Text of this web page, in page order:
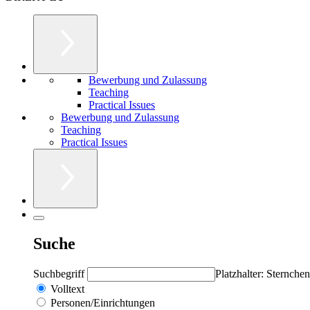
Bewerbung und Zulassung
Teaching
Practical Issues
Bewerbung und Zulassung
Teaching
Practical Issues
Suche
Suchbegriff
Platzhalter:
Volltext
Personen/Einrichtungen